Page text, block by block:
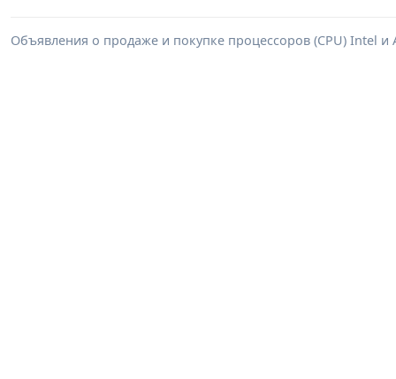
Объявления о продаже и покупке процессоров (CPU) Intel